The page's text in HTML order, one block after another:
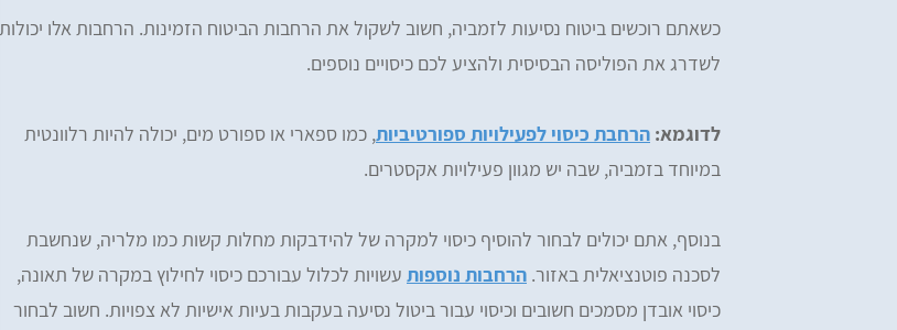
כשאתם רוכשים ביטוח נסיעות לזמביה, חשוב לשקול את הרחבות הביטוח הזמינות. הרחבות אלו יכולות
לשדרג את הפוליסה הבסיסית ולהציע לכם כיסויים נוספים.
לדוגמא: הרחבת כיסוי לפעילויות ספורטיביות, כמו ספארי או ספורט מים, יכולה להיות רלוונטית
במיוחד בזמביה, שבה יש מגוון פעילויות אקסטרים.
בנוסף, אתם יכולים לבחור להוסיף כיסוי למקרה של להידבקות מחלות קשות כמו מלריה, שנחשבת
לסכנה פוטנציאלית באזור. הרחבות נוספות עשויות לכלול עבורכם כיסוי לחילוץ במקרה של תאונה,
כיסוי אובדן מסמכים חשובים וכיסוי עבור ביטול נסיעה בעקבות בעיות אישיות לא צפויות. חשוב לבחור